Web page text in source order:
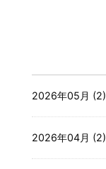
2026年05月 (2)
2026年04月 (2)